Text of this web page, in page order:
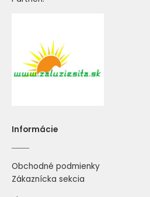
Informácie
Obchodné podmienky
Zákaznícka sekcia